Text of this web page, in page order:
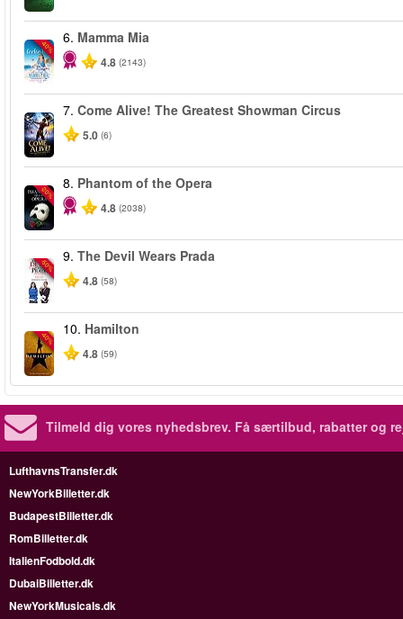
-40%
6. Mamma Mia
4.8 (2143)
7. Come Alive! The Greatest Showman Circus
5.0 (6)
-20%
8. Phantom of the Opera
4.8 (2038)
-50%
9. The Devil Wears Prada
4.8 (58)
-40%
10. Hamilton
4.8 (59)
Tilmeld dig vores nyhedsbrev. Få særtilbud, rabatter og
LufthavnsTransfer.dk
NewYorkBilletter.dk
BudapestBilletter.dk
RomBilletter.dk
ItalienFodbold.dk
DubaiBilletter.dk
NewYorkMusicals.dk